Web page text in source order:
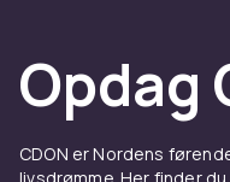
Opdag
CDON er Nordens